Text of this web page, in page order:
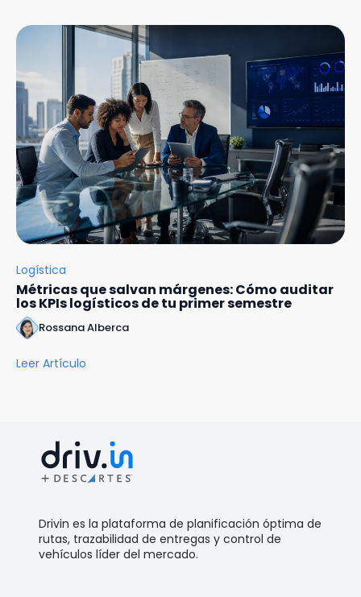
Logística
Métricas que salvan márgenes: Cómo auditar
los KPIs logísticos de tu primer semestre
Rossana Alberca
Leer Artículo
Drivin es la plataforma de planificación óptima de
rutas, trazabilidad de entregas y control de
vehículos líder del mercado.